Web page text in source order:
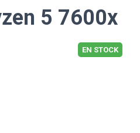
5 7600x
EN STOCK